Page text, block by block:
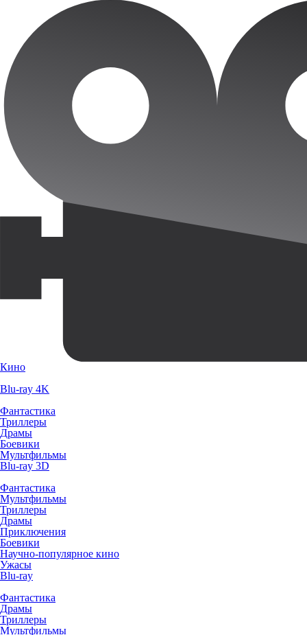
Кино
Blu-ray 4K
Фантастика
Триллеры
Драмы
Боевики
Мультфильмы
Blu-ray 3D
Фантастика
Мультфильмы
Триллеры
Драмы
Приключения
Боевики
Научно-популярное кино
Ужасы
Blu-ray
Фантастика
Драмы
Триллеры
Мультфильмы